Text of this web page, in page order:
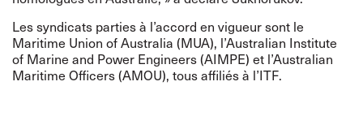
Les syndicats parties à l’accord en vigueur sont le
Maritime Union of Australia (MUA), l’Australian Institute
of Marine and Power Engineers (AIMPE) et l’Australian
Maritime Officers (AMOU), tous affiliés à l’ITF.